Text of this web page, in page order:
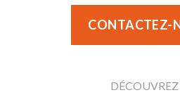
CONTACTEZ-